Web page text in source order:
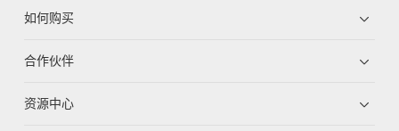
如何购买
合作伙伴
资源中心